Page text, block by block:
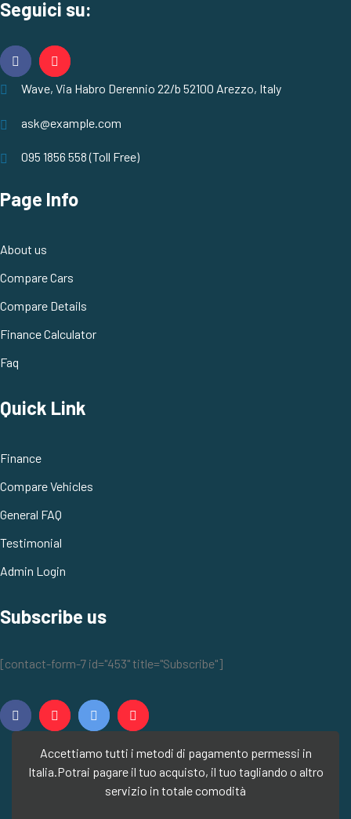
Seguici su:
Wave, Via Habro Derennio 22/b 52100 Arezzo, Italy
ask@example.com
095 1856 558 (Toll Free)
Page Info
About us
Compare Cars
Compare Details
Finance Calculator
Faq
Quick Link
Finance
Compare Vehicles
General FAQ
Testimonial
Admin Login
Subscribe us
[contact-form-7 id="453" title="Subscribe"]
Accettiamo tutti i metodi di pagamento permessi in
Italia.Potrai pagare il tuo acquisto, il tuo tagliando o altro
servizio in totale comodità